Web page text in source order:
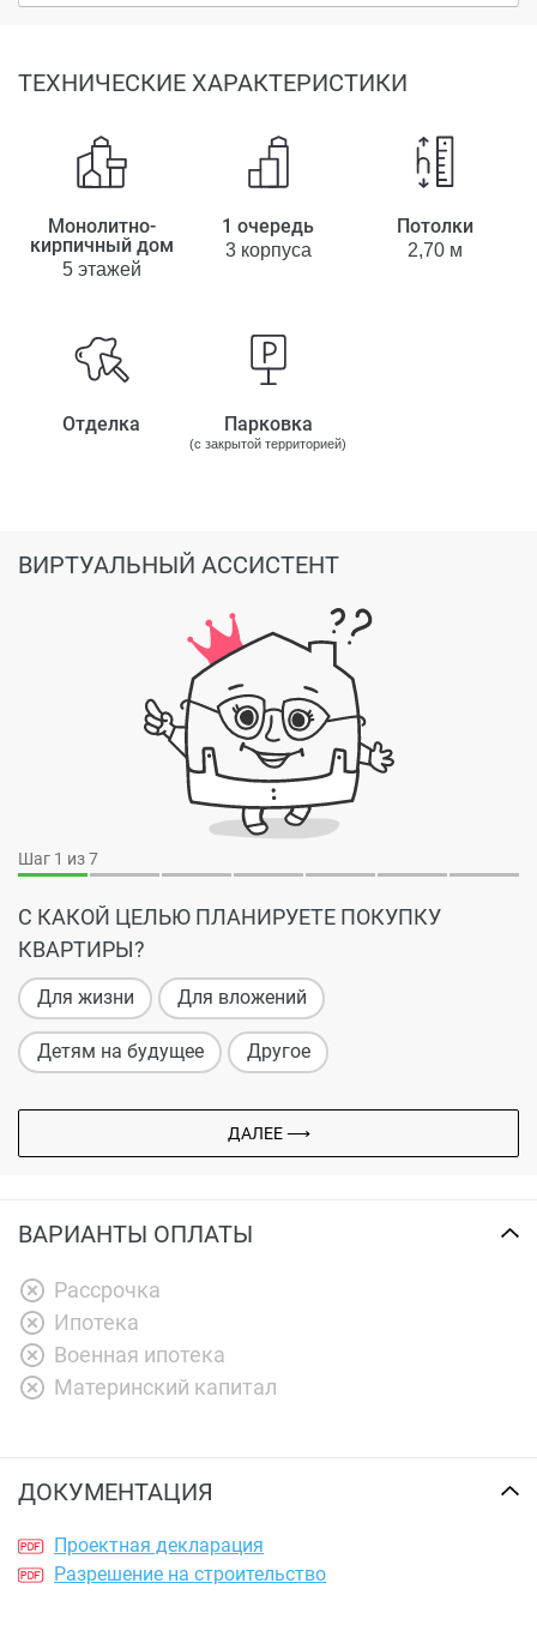
ТЕХНИЧЕСКИЕ ХАРАКТЕРИСТИКИ
Монолитно-
кирпичный дом
5 этажей
1 очередь
3 корпуса
Потолки
2,70 м
Отделка Парковка
(с закрытой территорией)
Шаг 1 из 7
С КАКОЙ ЦЕЛЬЮ ПЛАНИРУЕТЕ ПОКУПКУ
КВАРТИРЫ?
Для жизни Для вложений
Детям на будущее Другое
ДАЛЕЕ ⟶
ВИРТУАЛЬНЫЙ АССИСТЕНТ
ВАРИАНТЫ ОПЛАТЫ
Рассрочка
Ипотека
Военная ипотека
Материнский капитал
ДОКУМЕНТАЦИЯ
Проектная декларация
Разрешение на строительство